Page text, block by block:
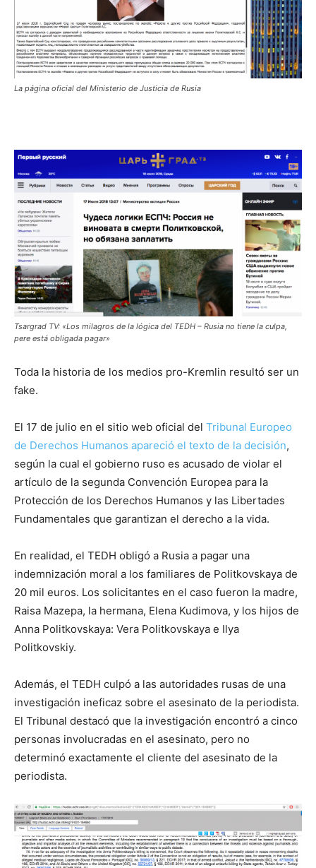
La página oficial del Ministerio de Justicia de Rusia
Tsargrad TV: «Los milagros de la lógica del TEDH – Rusia no tiene la culpa,
pere está obligada pagar»
Toda la historia de los medios pro-Kremlin resultó ser un
fake.
El 17 de julio en el sitio web oficial del Tribunal Europeo
de Derechos Humanos apareció el texto de la decisión,
según la cual el gobierno ruso es acusado de violar el
artículo de la segunda Convención Europea para la
Protección de los Derechos Humanos y las Libertades
Fundamentales que garantizan el derecho a la vida.
En realidad, el TEDH obligó a Rusia a pagar una
indemnización moral a los familiares de Politkovskaya de
20 mil euros. Los solicitantes en el caso fueron la madre,
Raisa Mazepa, la hermana, Elena Kudimova, y los hijos de
Anna Politkovskaya: Vera Politkovskaya e Ilya
Politkovskiy.
Además, el TEDH culpó a las autoridades rusas de una
investigación ineficaz sobre el asesinato de la periodista.
El Tribunal destacó que la investigación encontró a cinco
personas involucradas en el asesinato, pero no
determinó exactamente el cliente del asesinato de la
periodista.